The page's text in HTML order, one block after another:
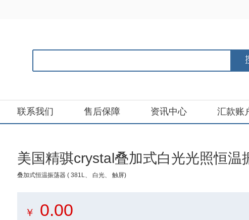
联系我们 售后保障 资讯中心 汇款账
美国精骐crystal叠加式白光光照恒温
叠加式恒温振荡器 ( 381L、 白光、 触屏)
￥ 0.00